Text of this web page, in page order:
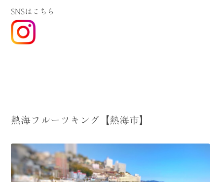
SNSはこちら
熱海フルーツキング【熱海市】